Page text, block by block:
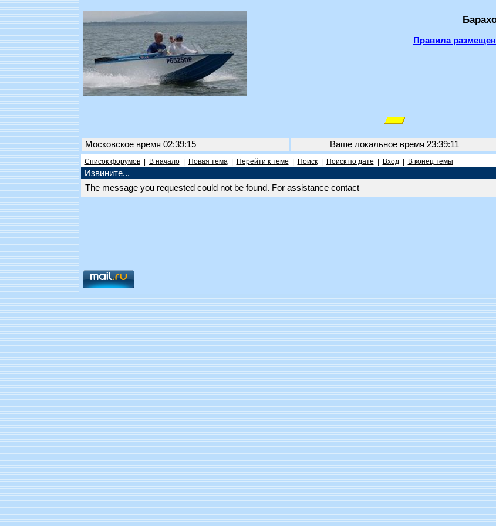
Правила
Московское время 02:39:15 Ваше локальное время 23:39:11
Список форумов| В начало| Новая тема| Перейти к теме Поиск| Поиск по дате Вход| В конец темы
Извините...
The message you requested could not be found. For assistance contact